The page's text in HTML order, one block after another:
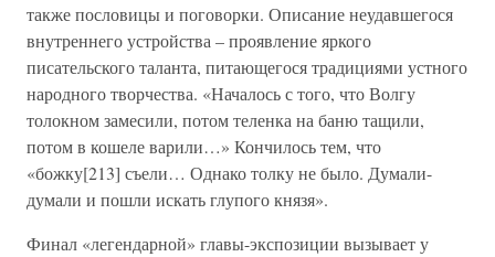
также пословицы и поговорки. Описание неудавшегося
внутреннего устройства – проявление яркого
писательского таланта, питающегося традициями устного
народного творчества. «Началось с того, что Волгу
толокном замесили, потом теленка на баню тащили,
потом в кошеле варили…» Кончилось тем, что
«божку[213] съели… Однако толку не было. Думали-
думали и пошли искать глупого князя».
Финал «легендарной» главы-экспозиции вызывает у